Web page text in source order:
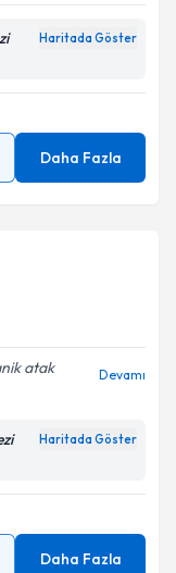
Haritada Göster
Daha Fazla
atak
Devamı
Haritada Göster
Daha Fazla